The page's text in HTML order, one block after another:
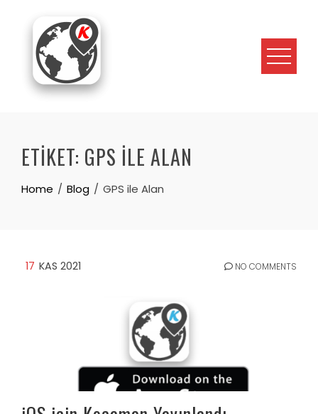
content
ETIKET: GPS ILE ALAN
Home Blog GPS ile Alan
17 KAS 2021 NO COMMENTS